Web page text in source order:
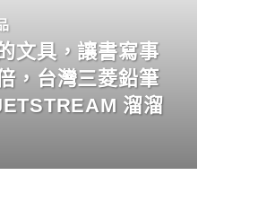
文具，讓書寫事
，台灣三菱鉛筆
溜溜